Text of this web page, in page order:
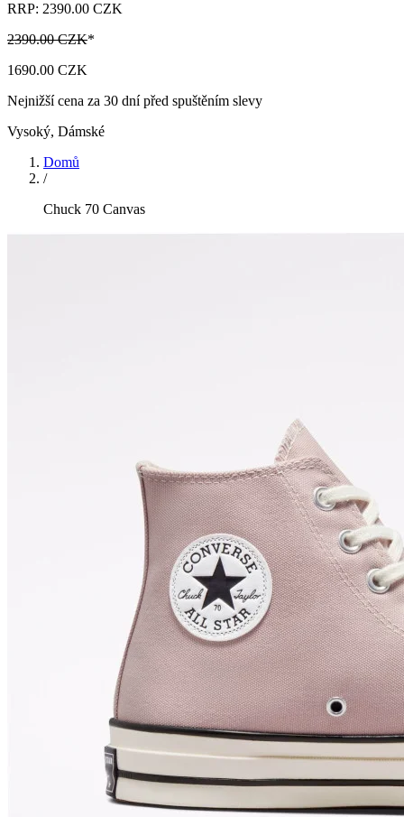
RRP: 2390.00 CZK
2390.00 CZK*
1690.00 CZK
Nejnižší cena za 30 dní před spuštěním slevy
Vysoký, Dámské
Domů
/
Chuck 70 Canvas